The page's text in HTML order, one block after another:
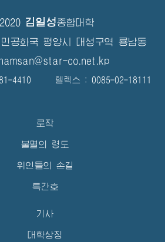
김일성종합대학
민공화국 평양시 대성구역 룡남동
co.net.kp
4410 텔렉스 : 0085-02-18111
로작
불멸의 령도
위인들의 손길
특간호
기사
대학상징